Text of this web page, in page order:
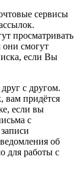
сервисы
просматривать
они смогут
если Вы
с другом.
вам придётся
если вы
с
об
для работы с